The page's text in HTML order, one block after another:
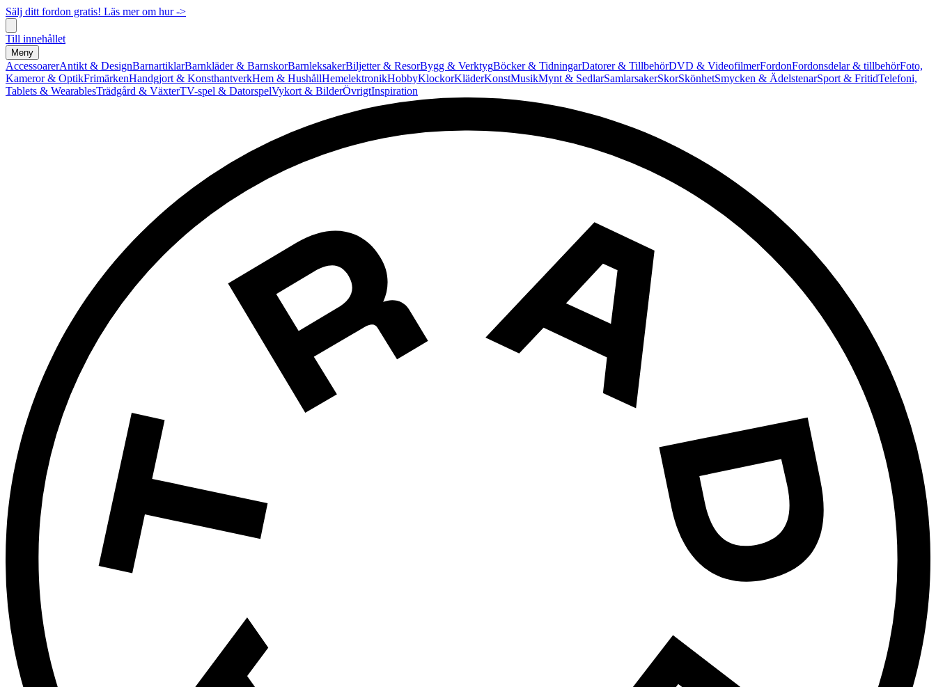
Sälj ditt fordon gratis! Läs mer om hur ->
Till innehållet
Meny
AccessoarerAntikt & DesignBarnartiklarBarnkläder & BarnskorBarnleksakerBiljetter & ResorBygg & VerktygBöcker & TidningarDatorer & TillbehörDVD & VideofilmerFordonFordonsdelar & tillbehörFoto,
Kameror & OptikFrimärkenHandgjort & KonsthantverkHem & HushållHemelektronikHobbyKlockorKläderKonstMusikMynt & SedlarSamlarsakerSkorSkönhetSmycken & ÄdelstenarSport & FritidTelefoni,
Tablets & WearablesTrädgård & VäxterTV-spel & DatorspelVykort & BilderÖvrigtInspiration